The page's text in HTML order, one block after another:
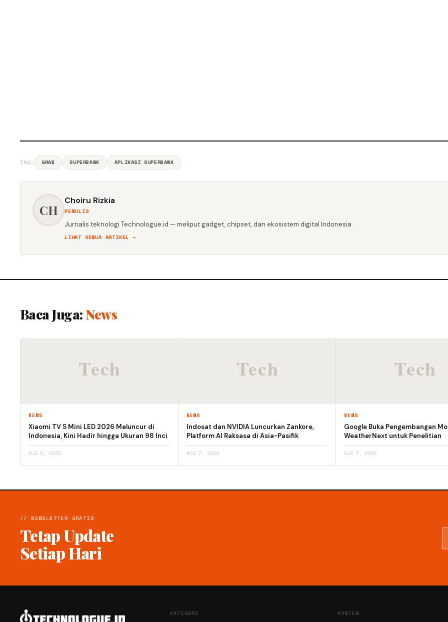
TAG: GRAB SUPERBANK APLIKASI SUPERBANK
CH
Choiru Rizkia
PENULIS
Jurnalis teknologi Technologue.id — meliput gadget, chipset, dan ekosistem digital Indonesia.
LIHAT SEMUA ARTIKEL →
Baca Juga: News
NEWS
Xiaomi TV S Mini LED 2026 Meluncur di
Indonesia, Kini Hadir hingga Ukuran 98 Inci
AUG 6, 2026
NEWS
Indosat dan NVIDIA Luncurkan Zankore,
Platform AI Raksasa di Asia-Pasifik
AUG 7, 2026
NEWS
Google Buka Pengembangan
WeatherNext untuk Penelitian
AUG 7, 2026
// NEWSLETTER GRATIS
Tetap Update
Setiap Hari
KATEGORI KONTEN